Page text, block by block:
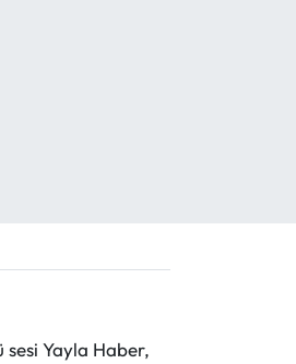
sesi Yayla Haber,